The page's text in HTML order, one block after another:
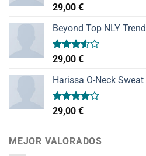
Valorado
con
de 5
29,00 €
Beyond Top NLY Trend
Valorado
con
3.50de
5
29,00 €
Harissa O-Neck Sweat
Valorado
con
29,00 €
MEJOR VALORADOS